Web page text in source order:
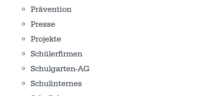
Prävention
Presse
Projekte
Schülerfirmen
Schulgarten-AG
Schulinternes